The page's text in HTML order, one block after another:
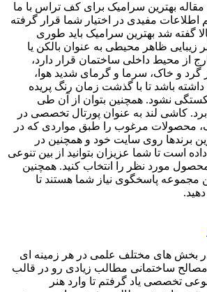
مقاله بهترین سرامیک برای کف تراس با ما
اطلاعات مفیدی در اختیار شما قرار گرفته
گفته شد بهترین سرامیک باید طوری
زیبایی ظاهر محیطی به عنوان بالکن یا
از محیط داخلی ساختمان قرار دارد،
گرد و خاک، سرما و گرمای شدید هوا،
باشد تا با گذشت زمان رنگ پریده
نشود. همچنین بتوان از آن طی
کاشی لند به عنوان پورتال تخصصی در
محصولات مرغوب را طبق مواردی که در
برندها روی سایت خود و همچنین در
است تا شما عزیزان بتوانید از بین تنوعی
مورد نظر را انتخاب کنید. همچنین
پاسخگوی نیاز شما هستند تا
بخش های مختلف علمی در هر زمینه ای
مصالح ساختمانی مطالب زیادی رو در قالب
تخصصی یاد گرفتم تا وارد هنر